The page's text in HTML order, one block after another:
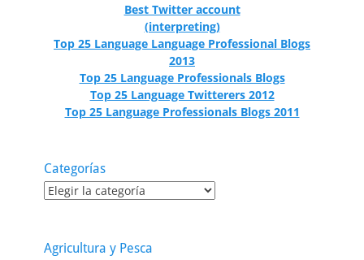
Best Twitter account
(interpreting)
Top 25 Language Language Professional Blogs
2013
Top 25 Language Professionals Blogs
Top 25 Language Twitterers 2012
Top 25 Language Professionals Blogs 2011
Categorías
Categorías
Agricultura y Pesca